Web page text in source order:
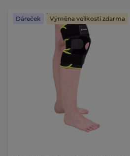
Dáreček Výměna velikosti zdarma